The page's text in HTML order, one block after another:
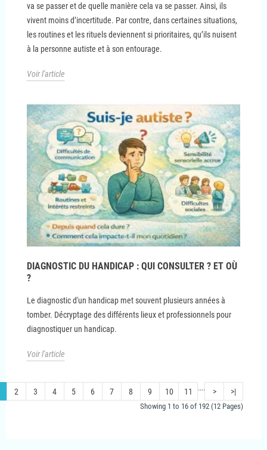
va se passer et de quelle manière cela va se passer. Ainsi, ils
vivent moins d’incertitude. Par contre, dans certaines situations,
les routines et les rituels deviennent si prioritaires, qu’ils nuisent
à la personne autiste et à son entourage.
Voir l'article
DIAGNOSTIC DU HANDICAP : QUI CONSULTER ? ET OÙ
?
Le diagnostic d'un handicap met souvent plusieurs années à
tomber. Décryptage des différents lieux et professionnels pour
diagnostiquer un handicap.
Voir l'article
2 3 4 5 6 7 8 9 10 11 .... > >|
Showing 1 to 16 of 192 (12 Pages)